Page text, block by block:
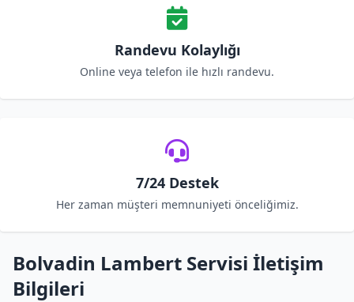
Randevu Kolaylığı
Online veya telefon ile hızlı randevu.
7/24 Destek
Her zaman müşteri memnuniyeti önceliğimiz.
Bolvadin Lambert Servisi İletişim
Bilgileri